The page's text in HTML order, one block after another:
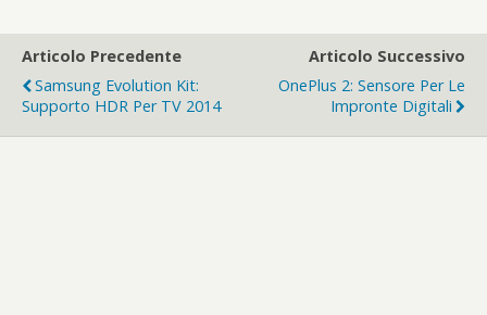
Articolo Precedente
Samsung Evolution Kit:
Supporto HDR Per TV 2014
Articolo Successivo
OnePlus 2: Sensore Per Le
Impronte Digitali